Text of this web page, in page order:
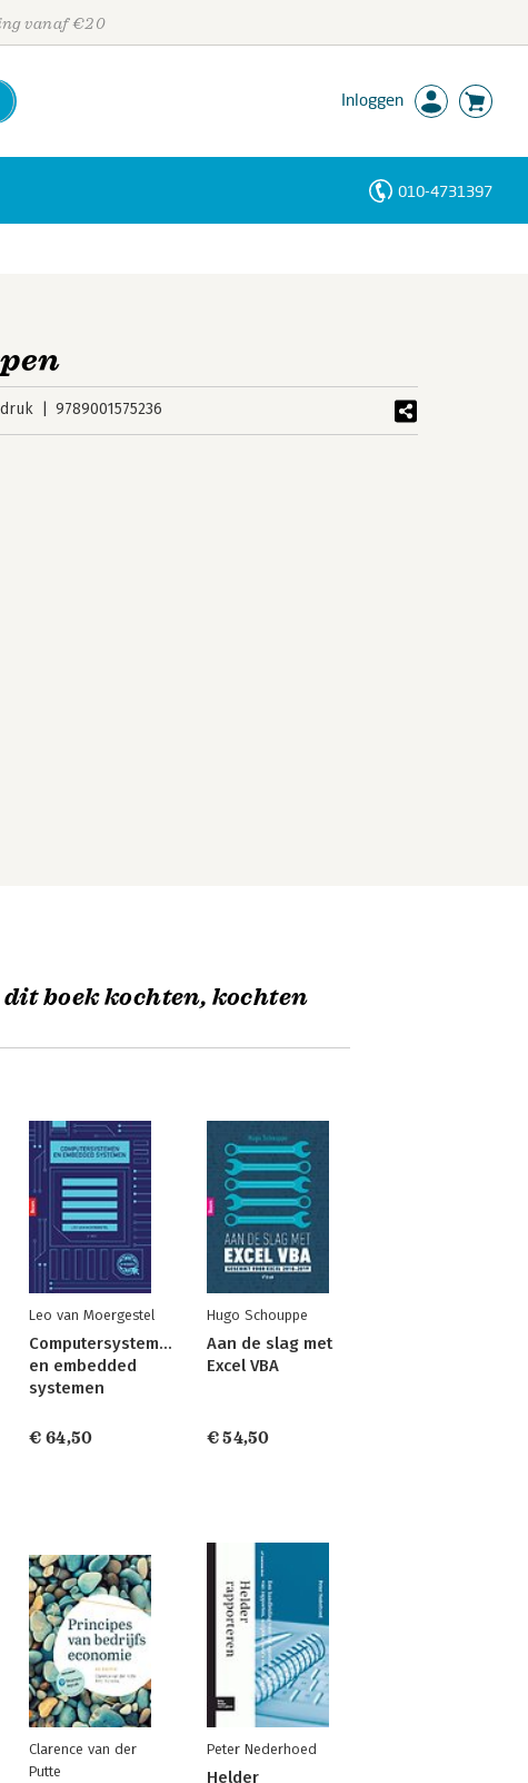
vanaf €20
Inloggen
010-4731397
9789001575236
boek kochten, kochten
Leo van Moergestel
Computersystemen
en embedded
systemen
€ 64,50
Hugo Schouppe
Aan de slag met
Excel VBA
€ 54,50
Clarence van der
Putte
Peter Nederhoed
Helder
Personen